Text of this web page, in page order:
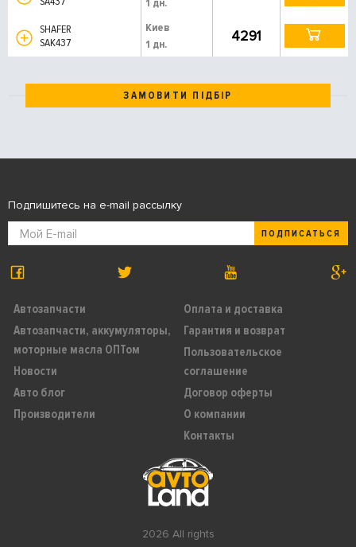
1 дн.
SHAFER
SAK437
Киев
1 дн.
4291
ЗАМОВИТИ ПІДБІР
2026 All rights
Автозапчасти
Автозапчасти, аккумуляторы,
моторные масла ОПТом
Новости
Авто блог
Производители
Оплата и доставка
Гарантия и возврат
Пользовательское
соглашение
Договор оферты
О компании
Контакты
Подпишитесь на e-mail рассылку
ПОДПИСАТЬСЯ